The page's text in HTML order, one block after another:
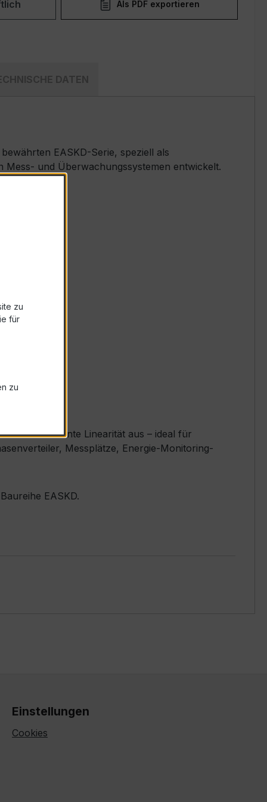
Als PDF exportieren
DATEN
EASKD-Serie, speziell als
und Überwachungssystemen entwickelt.
und exzellente Linearität aus – ideal für
Messplätze, Energie-Monitoring-
EASKD.
Einstellungen
Cookies
zu
für
zu